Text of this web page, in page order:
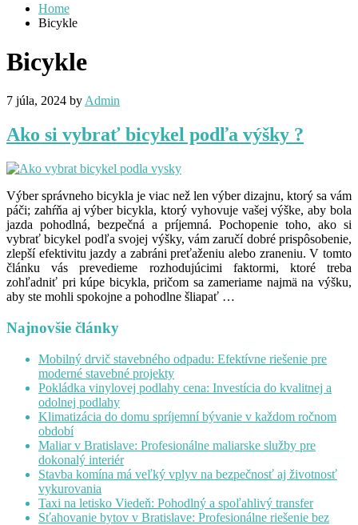
Home
Bicykle
Bicykle
7 júla, 2024 byAdmin
Ako si vybrať bicykel podľa výšky ?
Výber správneho bicykla je viac než len výber dizajnu, ktorý sa vám
páči; zahŕňa aj výber bicykla, ktorý vyhovuje vašej výške, aby bola
jazda pohodlná, bezpečná a príjemná. Pochopenie toho, ako si
vybrať bicykel podľa svojej výšky, vám zaručí dobré prispôsobenie,
zlepší efektivitu jazdy a zabráni preťaženiu alebo zraneniu. V tomto
článku vás prevedieme rozhodujúcimi faktormi, ktoré treba
zohľadniť pri kúpe bicykla, pričom sa zameriame najmä na výšku,
aby ste mohli spokojne a pohodlne šliapať …
Najnovšie články
Mobilný drvič stavebného odpadu: Efektívne riešenie pre
moderné stavebné projekty
Pokládka vinylovej podlahy cena: Investícia do kvalitnej a
odolnej podlahy
Klimatizácia do domu spríjemní bývanie v každom ročnom
období
Maliar v Bratislave: Profesionálne maliarske služby pre
dokonalý interiér
Stavba komína má veľký vplyv na bezpečnosť aj životnosť
vykurovania
Taxi na letisko Viedeň: Pohodlný a spoľahlivý transfer
Sťahovanie bytov v Bratislave: Profesionálne riešenie bez